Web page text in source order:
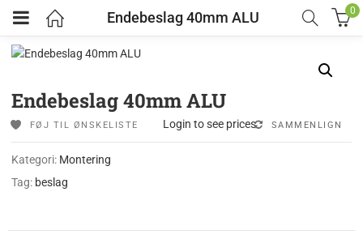
Endebeslag 40mm ALU 0
Endebeslag 40mm ALU
Login to see prices
FØJ TIL ØNSKELISTE SAMMENLIGN
Kategori: Montering
Tag: beslag